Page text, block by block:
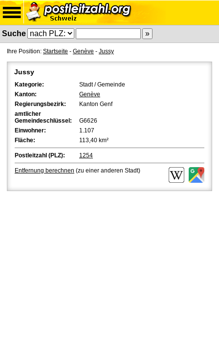
Suche
Ihre Position: Startseite - Genève - Jussy
Jussy
Kategorie:
Stadt / Gemeinde
Kanton:
Genève
Regierungsbezirk:
Kanton Genf
amtlicher
Gemeindeschlüssel:
G6626
Einwohner:
1.107
Fläche:
113,40 km²
Postleitzahl (PLZ): 1254
Entfernung berechnen (zu einer anderen Stadt)